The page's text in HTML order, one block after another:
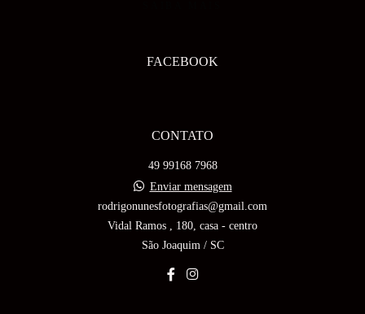
FACEBOOK
CONTATO
49 99168 7968
Enviar mensagem
rodrigonunesfotografias@gmail.com
Vidal Ramos , 180, casa - centro
São Joaquim / SC